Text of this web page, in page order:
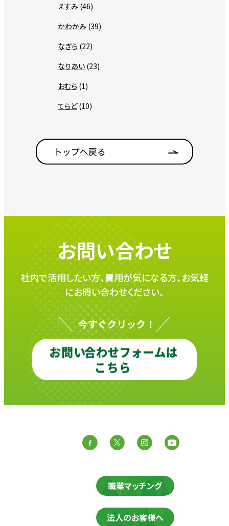
えすみ(46)
かわかみ(39)
なぎら (22)
なりあい(23)
おむら (1)
てらど(10)
お問い合わせ
社内で活用したい方、費用が気になる方、お気軽
にお問い合わせください。
職業マッチング
法人のお客様へ